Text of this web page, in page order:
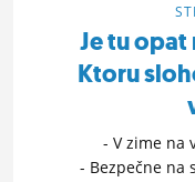
ČINŽIAK
STATUSY
Je tu
Ktoru
- V zime na
- Bezpečne na